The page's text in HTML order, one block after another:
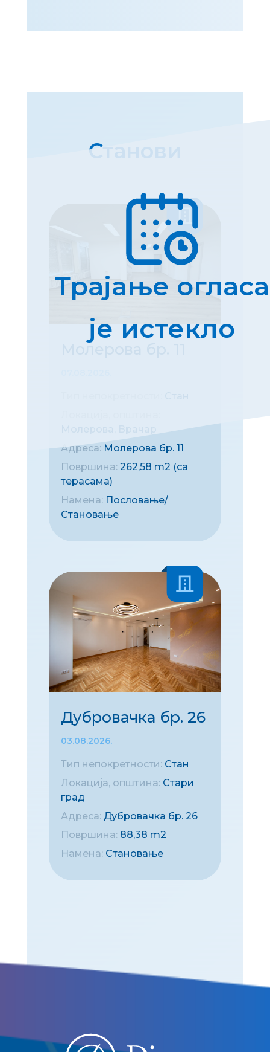
Станови
Адреса: Молерова бр. 11
Површина: 262,58 m2 (са
терасама)
Намена: Пословање/
Становање
Дубровачка бр. 26
03.08.2026.
Тип непокретности: Стан
Локација, општина: Стари
град
Адреса: Дубровачка бр. 26
Површина: 88,38 m2
Намена: Становање
Трајање огласа
је истекло